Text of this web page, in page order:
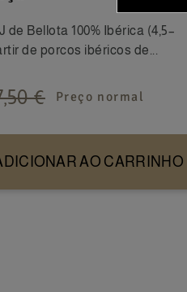
de Bellota 100% Ibérica (4,5–
de porcos ibéricos de...
€ Preço normal
AO CARRINHO